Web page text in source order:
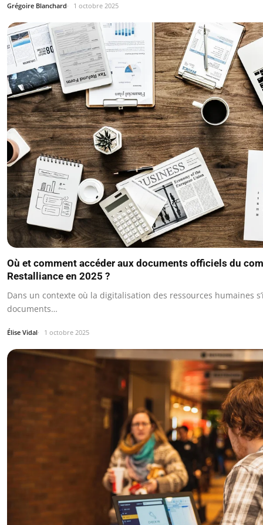
Grégoire Blanchard 1 octobre 2025
Où et comment accéder aux documents officiels du
Restalliance en 2025 ?
Dans un contexte où la digitalisation des ressources humaines
documents…
Élise Vidal 1 octobre 2025